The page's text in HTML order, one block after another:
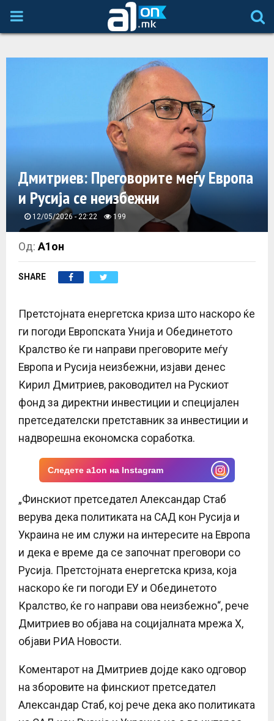
P
R
M
E
N
U
Дмитриев: Преговорите меѓу Европа
и Русија се неизбежни
12/05/2026 - 22:22 199
Од:А1он
SHARE
Претстојната енергетска криза што наскоро ќе
ги погоди Европската Унија и Обединетото
Кралство ќе ги направи преговорите меѓу
Европа и Русија неизбежни, изјави денес
Кирил Дмитриев, раководител на Рускиот
фонд за директни инвестиции и специјален
претседателски претставник за инвестиции и
надворешна економска соработка.
Следете a1on на Instagram
„Финскиот претседател Александар Стаб
верува дека политиката на САД кон Русија и
Украина не им служи на интересите на Европа
и дека е време да се започнат преговори со
Русија. Претстојната енергетска криза, која
наскоро ќе ги погоди ЕУ и Обединетото
Кралство, ќе го направи ова неизбежно“, рече
Дмитриев во објава на социјалната мрежа X,
објави РИА Новости.
Коментарот на Дмитриев дојде како одговор
на зборовите на финскиот претседател
Александар Стаб, кој рече дека ако политиката